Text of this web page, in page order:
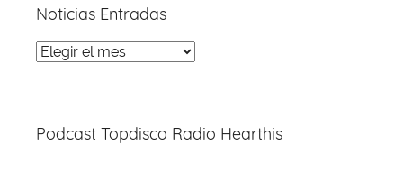
Noticias Entradas
Noticias
Podcast Topdisco Radio Hearthis